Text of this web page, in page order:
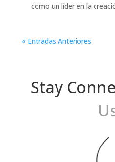
como un líder en la
« Entradas Anteriores
Stay